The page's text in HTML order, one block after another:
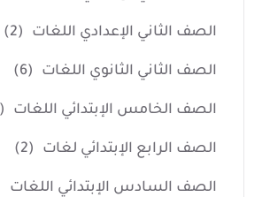
الصف الثاني الإعدادي اللغات (2)
الصف الثاني الثانوي اللغات (6)
الصف الخامس الإبتدائي اللغات (2)
الصف الرابع الإبتدائي لغات (2)
الصف السادس الإبتدائي اللغات